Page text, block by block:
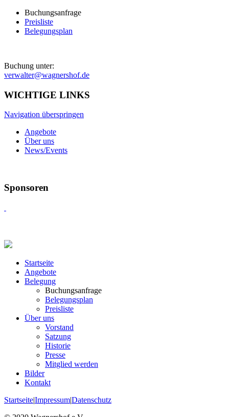
Buchungsanfrage
Preisliste
Belegungsplan
Buchung unter:
verwalter@wagnershof.de
WICHTIGE LINKS
Navigation überspringen
Angebote
Über uns
News/Events
Sponsoren
Startseite
Angebote
Belegung
Buchungsanfrage
Belegungsplan
Preisliste
Über uns
Vorstand
Satzung
Historie
Presse
Mitglied werden
Bilder
Kontakt
Startseite|Impressum|Datenschutz